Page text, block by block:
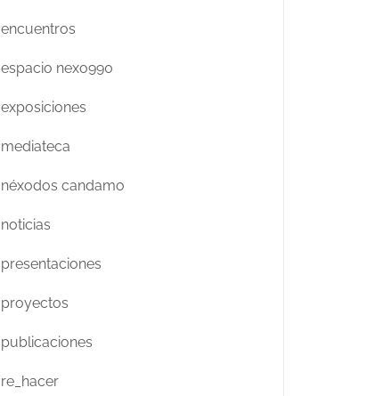
encuentros
espacio nexo990
exposiciones
mediateca
néxodos candamo
noticias
presentaciones
proyectos
publicaciones
re_hacer